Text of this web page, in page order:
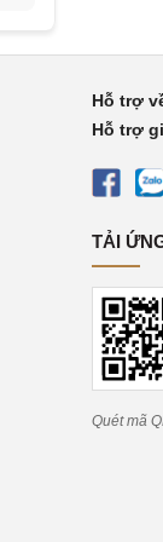
Hỗ trợ
Hỗ trợ
TẢI
Quét mã